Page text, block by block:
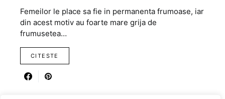
Femeilor le place sa fie in permanenta frumoase, iar
din acest motiv au foarte mare grija de
frumusetea…
CITESTE